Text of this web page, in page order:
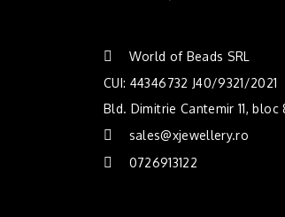
World of Beads SRL
CUI: 44346732 J40/9321/2021
Bld. Dimitrie Cantemir 11,
sales@xjewellery.ro
0726913122